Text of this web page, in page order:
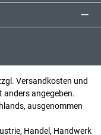
Versandkosten und
anders angegeben.
ausgenommen
Handel, Handwerk